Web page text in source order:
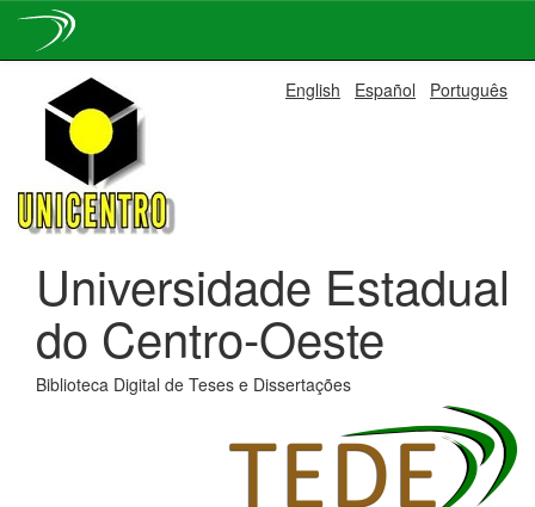
navigation
English Español Português
Universidade Estadual
do Centro-Oeste
Biblioteca Digital de Teses e Dissertações